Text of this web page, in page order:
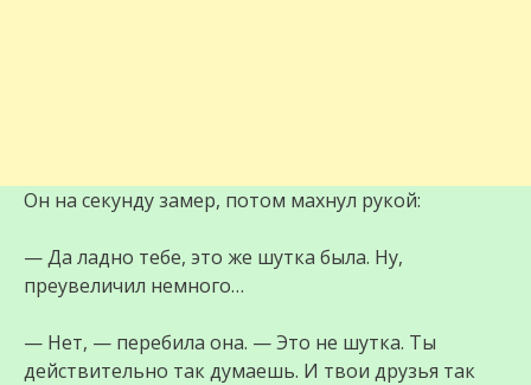
Он на секунду замер, потом махнул рукой:
— Да ладно тебе, это же шутка была. Ну,
преувеличил немного…
— Нет, — перебила она. — Это не шутка. Ты
действительно так думаешь. И твои друзья так